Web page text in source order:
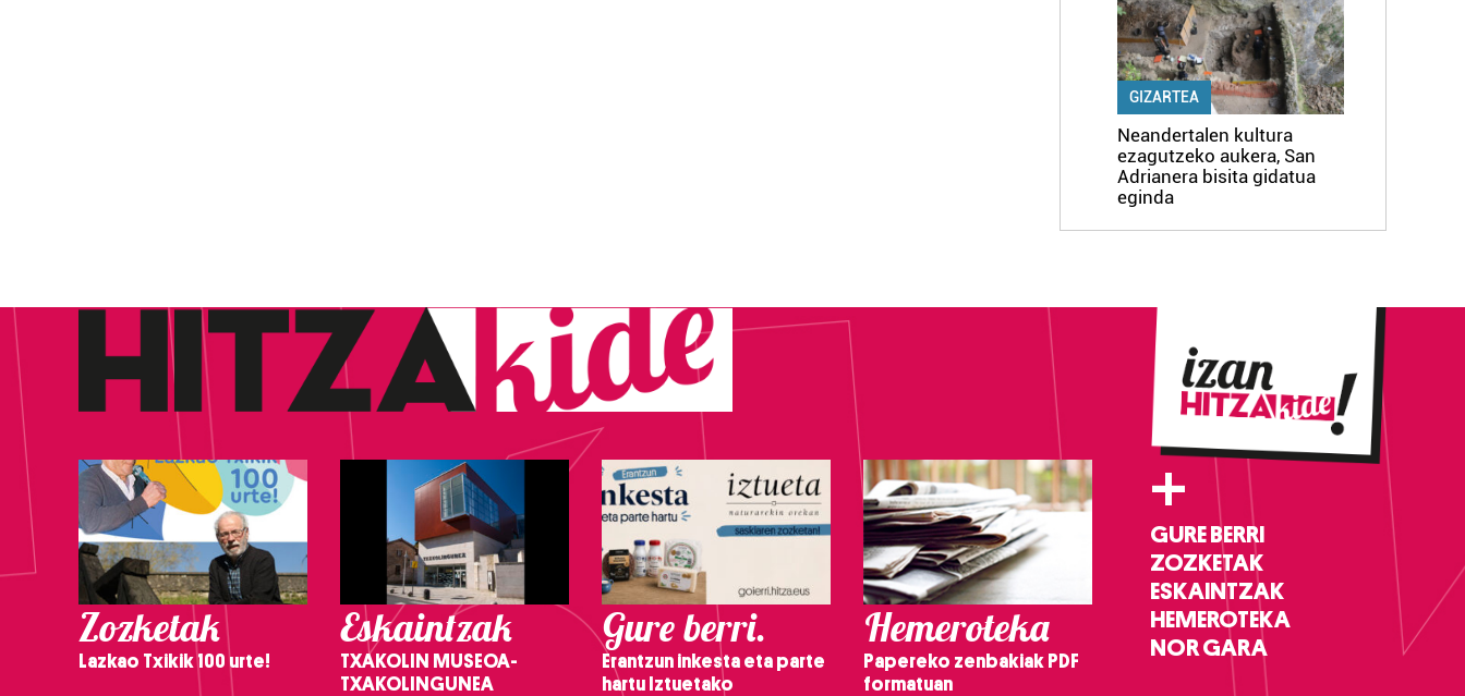
GIZARTEA
Neandertalen kultura
ezagutzeko aukera, San
Adrianera bisita gidatua
eginda
Zozketak
Lazkao Txikik 100 urte!
Eskaintzak
TXAKOLIN MUSEOA-
TXAKOLINGUNEA
Gure berri.
Erantzun inkesta eta parte
hartu Iztuetako
Hemeroteka
Papereko zenbakiak PDF
formatuan
+
GURE BERRI
ZOZKETAK
ESKAINTZAK
HEMEROTEKA
NOR GARA